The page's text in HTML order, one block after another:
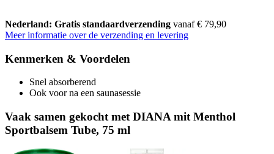
Nederland: Gratis standaardverzending vanaf € 79,90
Meer informatie over de verzending en levering
Kenmerken & Voordelen
Snel absorberend
Ook voor na een saunasessie
Vaak samen gekocht met DIANA mit Menthol
Sportbalsem Tube, 75 ml